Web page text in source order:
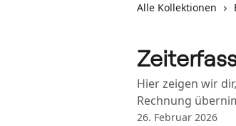
Alle Kollektionen
Hier zeigen wir
Rechnung
26. Februar 2026